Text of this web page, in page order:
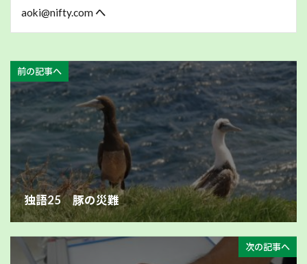
aoki@nifty.com へ
前の記事へ
独語25 豚の災難
次の記事へ